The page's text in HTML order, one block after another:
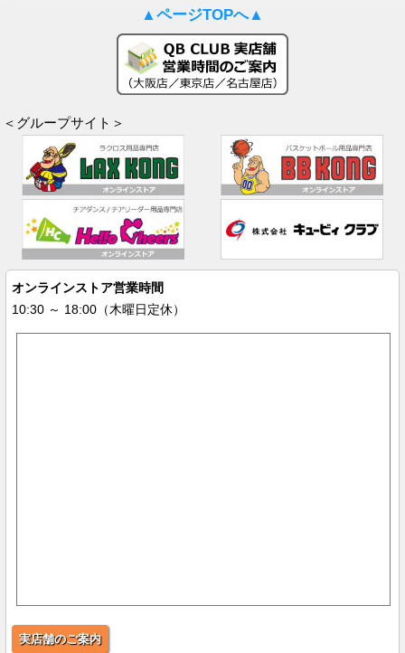
▲ページTOPへ▲
＜グループサイト＞
オンラインストア営業時間
10:30 ～ 18:00（木曜日定休）
実店舗のご案内